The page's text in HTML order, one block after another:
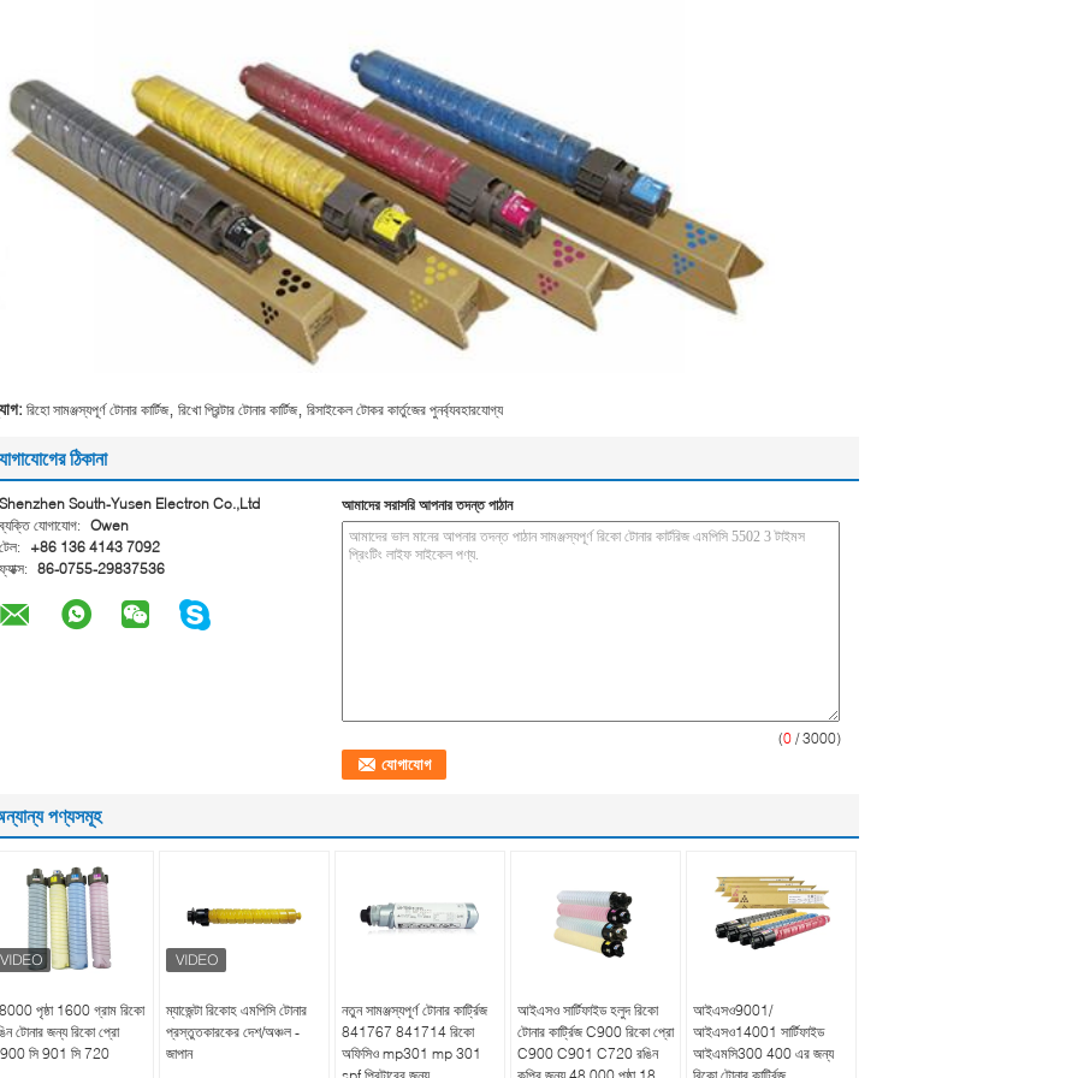
রিহো সামঞ্জস্যপূর্ণ টোনার কার্টিজ, রিখো প্রিন্টার টোনার কার্টিজ, রিসাইকেল টোকর কার্তুজের পুনর্ব্যবহারযোগ্য
ঠিকানা
Shenzhen South-Yusen Electron Co.,Ltd
ব্যক্তি যোগাযোগ: Owen
টেল:
+86 136 4143 7092
ফ্যাক্স: 86-0755-29837536
আমাদের সরাসরি আপনার তদন্ত পাঠান
(0 / 3000)
পণ্যসমূহ
পৃষ্ঠা 1600 গ্রাম রিকো
টোনার জন্য রিকো প্রো
সি 901 সি 720
ম্যাজেন্টা রিকোহ এমপিসি টোনার
প্রস্তুতকারকের দেশ/অঞ্চল -
জাপান
নতুন সামঞ্জস্যপূর্ণ টোনার কার্ট্রিজ
841767 841714 রিকো
অফিসিও mp301 mp 301
আইএসও সার্টিফাইড হলুদ রিকো
টোনার কার্ট্রিজ C900 রিকো প্রো
C900 C901 C720 রঙিন
আইএসও9001/
আইএসও14001 সার্টিফাইড
আইএমসি300 400 এর জন্য